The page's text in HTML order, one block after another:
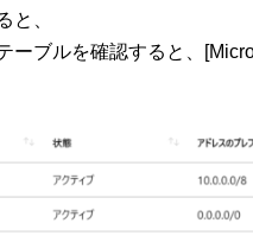
と、
ーブルを確認すると、